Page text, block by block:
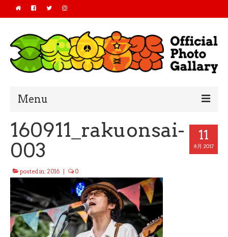
Menu
Home
2019
2018
2017
2016
All Photo
11
8月 2017
160911_rakuonsai-
003
posted in: 2016 0